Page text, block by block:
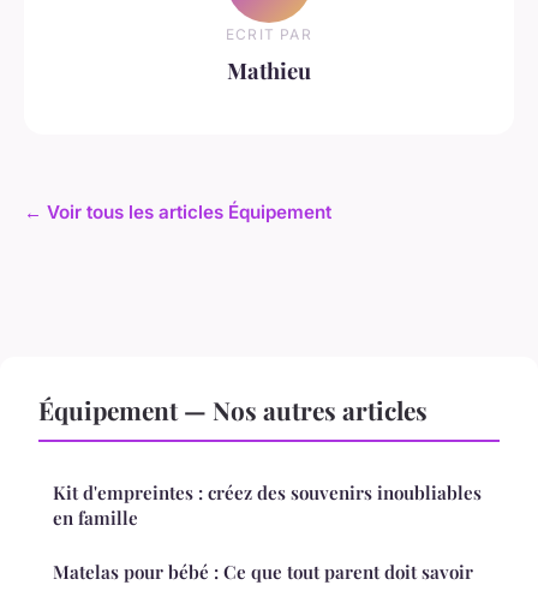
ECRIT PAR
Mathieu
← Voir tous les articles Équipement
Équipement — Nos autres articles
Kit d'empreintes : créez des souvenirs inoubliables
en famille
Matelas pour bébé : Ce que tout parent doit savoir